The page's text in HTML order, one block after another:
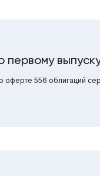
556 облигаций